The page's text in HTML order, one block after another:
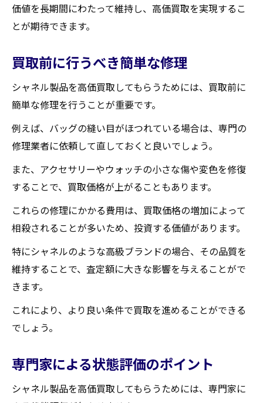
価値を長期間にわたって維持し、高価買取を実現するこ
とが期待できます。
買取前に行うべき簡単な修理
シャネル製品を高価買取してもらうためには、買取前に
簡単な修理を行うことが重要です。
例えば、バッグの縫い目がほつれている場合は、専門の
修理業者に依頼して直しておくと良いでしょう。
また、アクセサリーやウォッチの小さな傷や変色を修復
することで、買取価格が上がることもあります。
これらの修理にかかる費用は、買取価格の増加によって
相殺されることが多いため、投資する価値があります。
特にシャネルのような高級ブランドの場合、その品質を
維持することで、査定額に大きな影響を与えることがで
きます。
これにより、より良い条件で買取を進めることができる
でしょう。
専門家による状態評価のポイント
シャネル製品を高価買取してもらうためには、専門家に